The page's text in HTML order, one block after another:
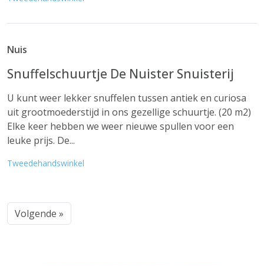
Nuis
Snuffelschuurtje De Nuister Snuisterij
U kunt weer lekker snuffelen tussen antiek en curiosa
uit grootmoederstijd in ons gezellige schuurtje. (20 m2)
Elke keer hebben we weer nieuwe spullen voor een
leuke prijs. De...
Tweedehandswinkel
Volgende »